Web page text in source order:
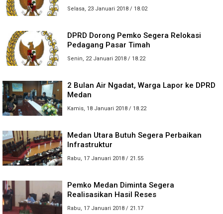
Selasa, 23 Januari 2018 / 18.02
DPRD Dorong Pemko Segera Relokasi
Pedagang Pasar Timah
Senin, 22 Januari 2018 / 18.22
2 Bulan Air Ngadat, Warga Lapor ke DPRD
Medan
Kamis, 18 Januari 2018 / 18.22
Medan Utara Butuh Segera Perbaikan
Infrastruktur
Rabu, 17 Januari 2018 / 21.55
Pemko Medan Diminta Segera
Realisasikan Hasil Reses
Rabu, 17 Januari 2018 / 21.17